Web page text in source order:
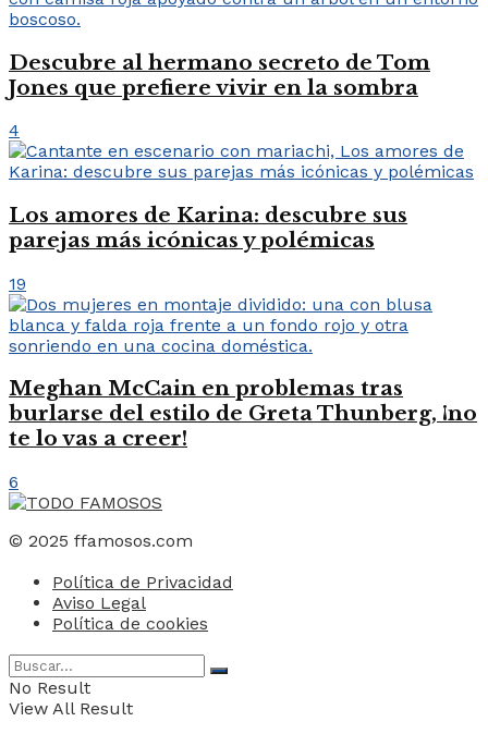
Descubre al hermano secreto de Tom
Jones que prefiere vivir en la sombra
4
Los amores de Karina: descubre sus
parejas más icónicas y polémicas
19
Meghan McCain en problemas tras
burlarse del estilo de Greta Thunberg, ¡no
te lo vas a creer!
6
© 2025 ffamosos.com
Política de Privacidad
Aviso Legal
Política de cookies
No Result
View All Result